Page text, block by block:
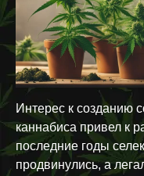
Интерес к созданию
каннабиса привел к
последние годы
продвинулись, а